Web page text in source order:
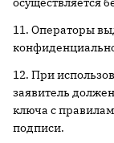
11. Операторы
12. При
заявитель
ключа с
подписи.